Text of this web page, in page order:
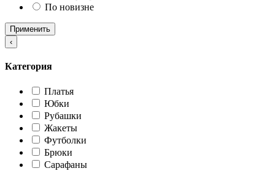
По новизне
Применить
‹
Категория
Платья
Юбки
Рубашки
Жакеты
Футболки
Брюки
Сарафаны